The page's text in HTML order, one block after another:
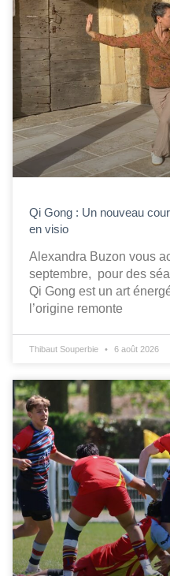
Qi Gong : Un nouveau
en visio
Alexandra Buzon vous
septembre, pour des
Qi Gong est un art
l’origine remonte
Thibaut Souperbie 6 août 2026